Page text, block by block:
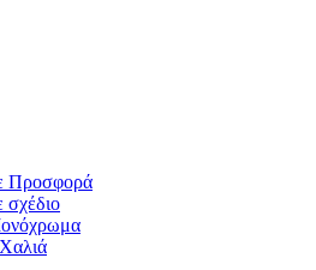
Προσφορά
σχέδιο